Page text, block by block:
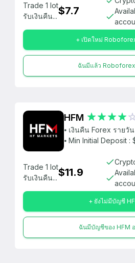
Trade 1 lot
รับเงินคืน...$7.7
+ เปิดใหม่
ฉันมีแล้ว
HFM
⦁ เงินคืน Forex รายวัน
⦁ Min Initial Deposit :
Trade 1 lot
รับเงินคืน...$11.9
+ ยังไม่มีบัญชี
ฉันมีบัญชีของ HFM